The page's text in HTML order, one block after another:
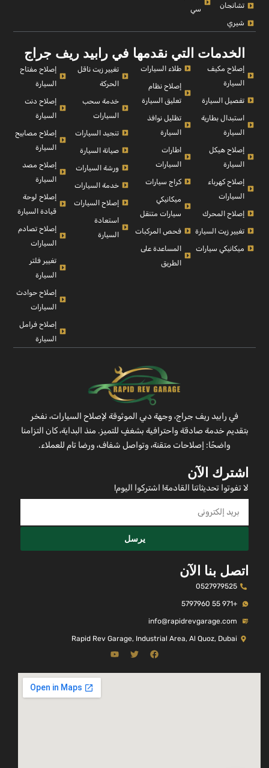
تشانجان
شيري
سي
الخدمات التي نقدمها في رابيد ريف جراج
إصلاح مكيف
السيارة
تفصيل السيارة
استبدال بطارية
السيارة
إصلاح هيكل
السيارة
إصلاح كهرباء
السيارات
إصلاح المحرك
تغيير زيت السيارة
ميكانيكي سيارات
طلاء السيارات
إصلاح نظام
تعليق السيارة
تظليل نوافذ
السيارة
اطارات
السيارات
كراج سيارات
ميكانيكي
سيارات متنقل
فحص المركبات
المساعدة على
الطريق
تغيير زيت ناقل
الحركة
خدمة سحب
السيارات
تنجيد السيارات
صيانة السيارة
ورشة السيارات
خدمة السيارات
إصلاح السيارات
استعادة
السيارة
إصلاح مفتاح
السيارة
إصلاح دنت
السيارة
إصلاح مصابيح
السيارة
إصلاح مصد
السيارة
إصلاح لوحة
قيادة السيارة
إصلاح تصادم
السيارات
تغيير فلتر
السيارة
إصلاح حوادث
السيارات
إصلاح فرامل
السيارة
في رابيد ريف جراج، وجهة دبي الموثوقة لإصلاح السيارات، نفخر
بتقديم خدمة صادقة واحترافية بشغفٍ للتميز. منذ البداية، كان التزامنا
واضحًا: إصلاحات متقنة، وتواصل شفاف، ورضا تام للعملاء.
اشترك الآن
لا تفوتوا تحديثاتنا القادمة! اشتركوا اليوم!
يرسل
اتصل بنا الآن
0527979525
+971 55 5797960
info@rapidrevgarage.com
Rapid Rev Garage, Industrial Area, Al Quoz, Dubai